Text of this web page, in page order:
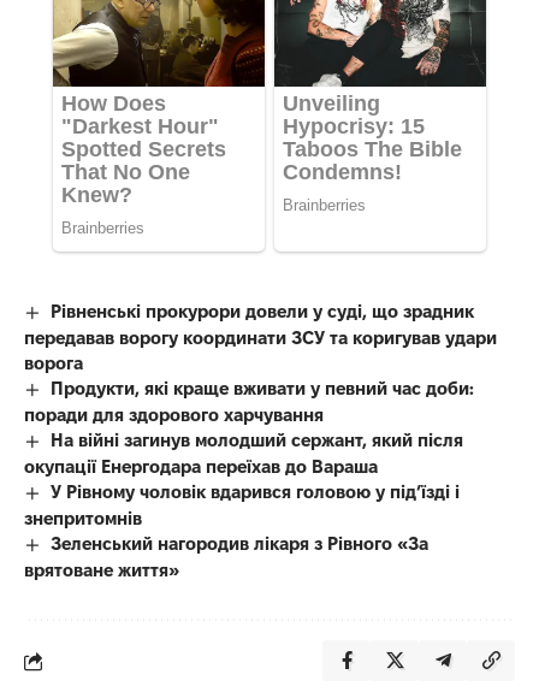
Рівненські прокурори довели у суді, що зрадник
передавав ворогу координати ЗСУ та коригував удари
ворога
Продукти, які краще вживати у певний час доби:
поради для здорового харчування
На війні загинув молодший сержант, який після
окупації Енергодара переїхав до Вараша
У Рівному чоловік вдарився головою у під’їзді і
знепритомнів
Зеленський нагородив лікаря з Рівного «За
врятоване життя»